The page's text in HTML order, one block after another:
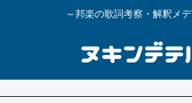
～邦楽の歌詞考察・解釈メ